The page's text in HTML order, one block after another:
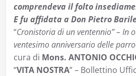
comprendeva il folto
E fu affidata a Don Pietro
“Cronistoria di un ventennio” – In
ventesimo anniversario delle
cura di Mons. ANTONIO
“VITA NOSTRA” – Bollettino